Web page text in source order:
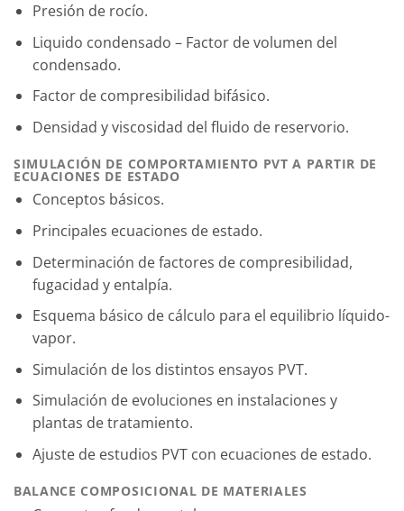
Presión de rocío.
Liquido condensado – Factor de volumen del
condensado.
Factor de compresibilidad bifásico.
Densidad y viscosidad del fluido de reservorio.
SIMULACIÓN DE COMPORTAMIENTO PVT A PARTIR DE
ECUACIONES DE ESTADO
Conceptos básicos.
Principales ecuaciones de estado.
Determinación de factores de compresibilidad,
fugacidad y entalpía.
Esquema básico de cálculo para el equilibrio líquido-
vapor.
Simulación de los distintos ensayos PVT.
Simulación de evoluciones en instalaciones y
plantas de tratamiento.
Ajuste de estudios PVT con ecuaciones de estado.
BALANCE COMPOSICIONAL DE MATERIALES